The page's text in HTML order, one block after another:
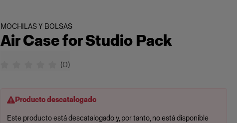
MOCHILAS Y BOLSAS
Air Case for Studio Pack
(0)
Producto descatalogado
Este producto está descatalogado y, por tanto, no está disponible